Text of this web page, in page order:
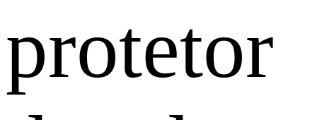
protetor